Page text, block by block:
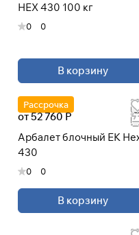
HEX 430 100 кг
0 0
В корзину
Рассрочка
от 52 760 Р
Арбалет блочный EK
430
0 0
В корзину